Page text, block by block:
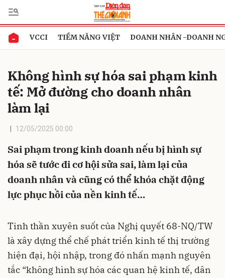
VCCI TIỀM NĂNG VIỆT DOANH NHÂN -DOANH
Không hình sự hóa sai phạm kinh
tế: Mở đường cho doanh nhân
làm lại
12/05/2025 00:00
Sai phạm trong kinh doanh nếu bị hình sự
hóa sẽ tước đi cơ hội sửa sai, làm lại của
doanh nhân và cũng có thể khóa chặt động
lực phục hồi của nền kinh tế…
Tinh thần xuyên suốt của Nghị quyết 68-NQ/TW
là xây dựng thể chế phát triển kinh tế thị trường
hiện đại, hội nhập, trong đó nhấn mạnh nguyên
tắc “không hình sự hóa các quan hệ kinh tế, dân
Gửi bình luận
Hủy Gửi